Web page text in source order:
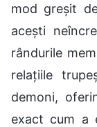
mod greșit
acești
rândurile
relațiile
demoni,
exact cum a